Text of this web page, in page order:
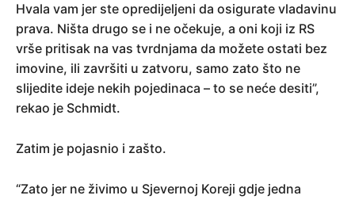
Hvala vam jer ste opredijeljeni da osigurate vladavinu
prava. Ništa drugo se i ne očekuje, a oni koji iz RS
vrše pritisak na vas tvrdnjama da možete ostati bez
imovine, ili završiti u zatvoru, samo zato što ne
slijedite ideje nekih pojedinaca – to se neće desiti”,
rekao je Schmidt.
Zatim je pojasnio i zašto.
“Zato jer ne živimo u Sjevernoj Koreji gdje jedna